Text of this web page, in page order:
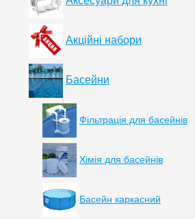
Акційні набори
Басейни
Фільтрація для басейнів
Хімія для басейнів
Басейн каркасний